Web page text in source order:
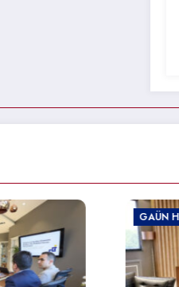
GAÜN HABER